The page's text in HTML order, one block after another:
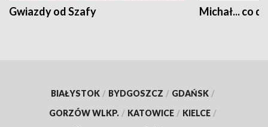
Gwiazdy od Szafy Michał... co
BIAŁYSTOK / BYDGOSZCZ / GDAŃSK /
GORZÓW WLKP. / KATOWICE / KIELCE /